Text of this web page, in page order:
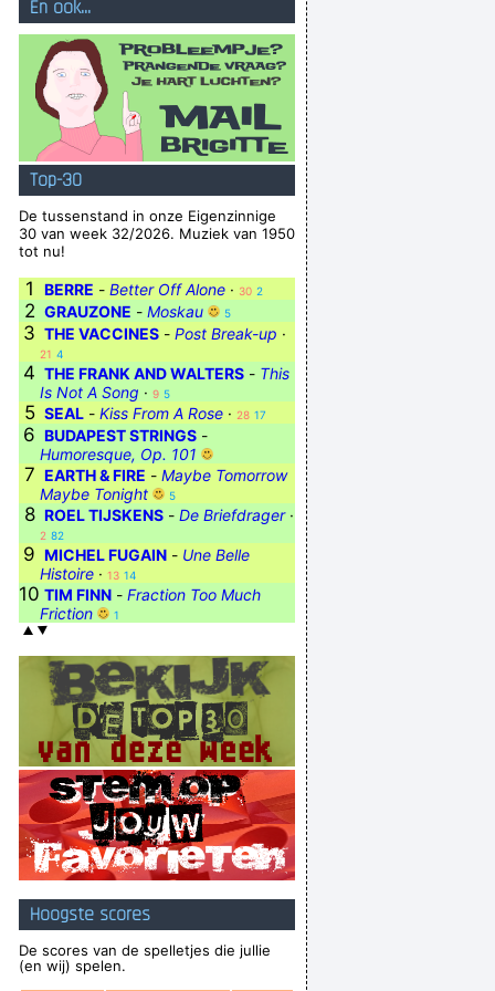
En ook...
Top-30
De tussenstand in onze Eigenzinnige
30 van week 32/2026. Muziek van 1950
tot nu!
1 BERRE - Better Off Alone · 30 2
2 GRAUZONE - Moskau 5
3 THE VACCINES - Post Break-up ·
21 4
4 THE FRANK AND WALTERS - This
Is Not A Song · 9 5
5 SEAL - Kiss From A Rose · 28 17
6 BUDAPEST STRINGS -
Humoresque, Op. 101
7 EARTH & FIRE - Maybe Tomorrow
Maybe Tonight
5
8 ROEL TIJSKENS - De Briefdrager·
2 82
9 MICHEL FUGAIN - Une Belle
Histoire · 13 14
10 TIM FINN - Fraction Too Much
Friction
1
Hoogste scores
De scores van de spelletjes die jullie
(en wij) spelen.